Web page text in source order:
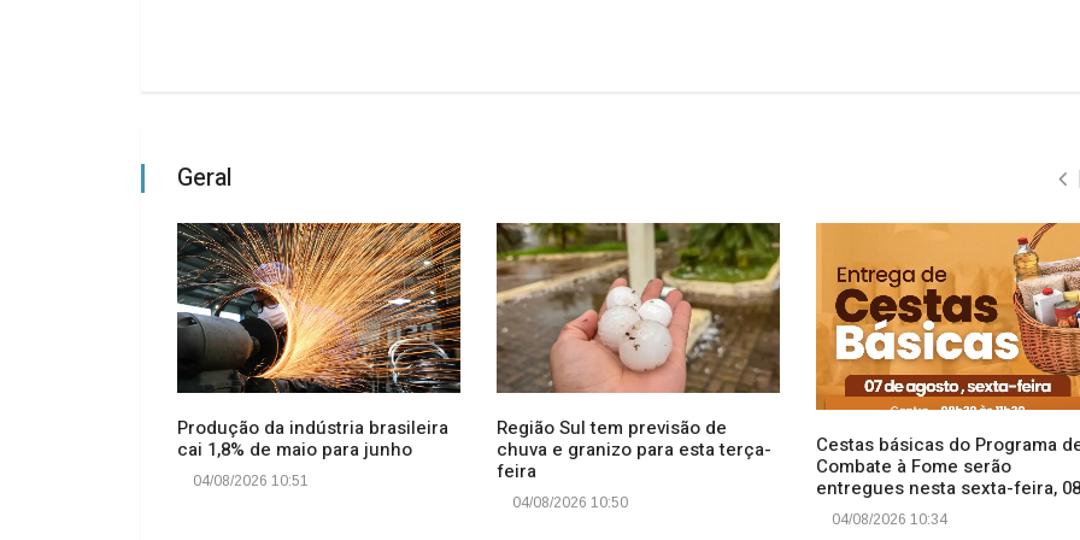
Geral
Produção da indústria brasileira
cai 1,8% de maio para junho
04/08/2026 10:51
Região Sul tem previsão de
chuva e granizo para esta terça-
feira
04/08/2026 10:50
Cestas básicas do Programa
Combate à Fome serão
entregues nesta sexta-feira, 08
04/08/2026 10:34